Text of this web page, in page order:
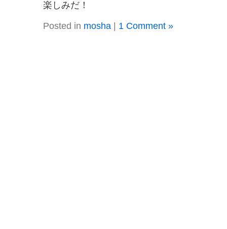
楽しみだ！
Posted in mosha| 1 Comment »